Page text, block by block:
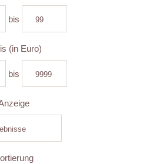
bis
(in Euro)
bis